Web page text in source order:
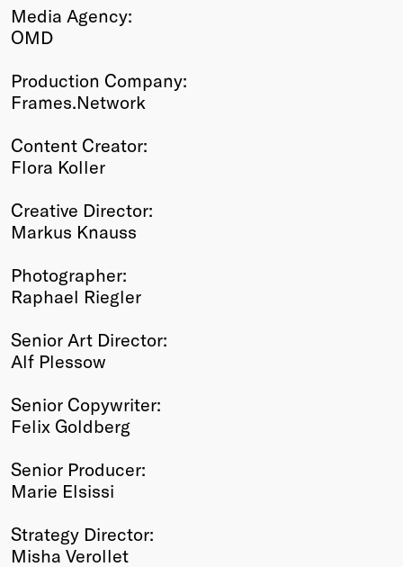
Media Agency:
OMD
Production Company:
Frames.Network
Content Creator:
Flora Koller
Creative Director:
Markus Knauss
Photographer:
Raphael Riegler
Senior Art Director:
Alf Plessow
Senior Copywriter:
Felix Goldberg
Senior Producer:
Marie Elsissi
Strategy Director:
Misha Verollet